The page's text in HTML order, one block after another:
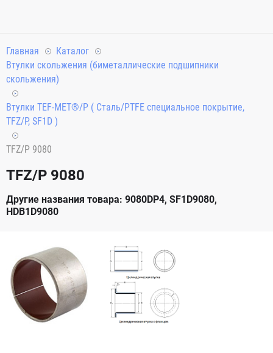
Главная
Каталог
Втулки скольжения (биметаллические подшипники
скольжения)
Втулки TEF-MET®/P ( Сталь/PTFE специальное покрытие,
TFZ/P, SF1D )
TFZ/P 9080
TFZ/P 9080
Другие названия товара: 9080DP4, SF1D9080,
HDB1D9080